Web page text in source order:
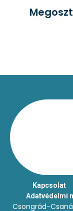
Kapcsolat
Adatvédelmi
Csongrád-